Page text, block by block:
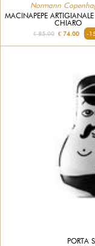
Normann
MACINAPEPE
CHIARO
€ 85.00€ 74.00 -
PORTA